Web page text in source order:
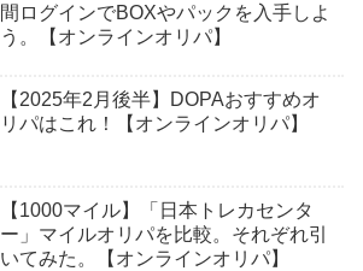
間ログインでBOXやパックを入手しよ
う。【オンラインオリパ】
【2025年2月後半】DOPAおすすめオ
リパはこれ！【オンラインオリパ】
【1000マイル】「日本トレカセンタ
ー」マイルオリパを比較。それぞれ引
いてみた。【オンラインオリパ】